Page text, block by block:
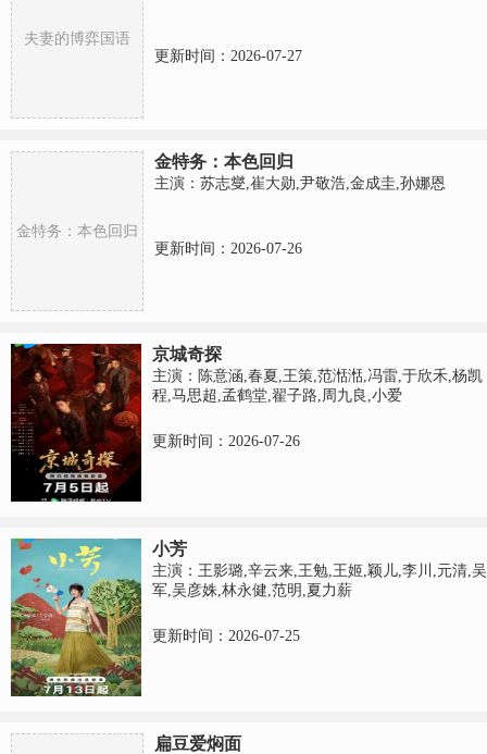
夫妻的博弈国语
更新时间：2026-07-27
金特务：本色回归
金特务：本色回归
主演：苏志燮,崔大勋,尹敬浩,金成圭,孙娜恩
更新时间：2026-07-26
京城奇探
主演：陈意涵,春夏,王策,范湉湉,冯雷,于欣禾,杨凯
程,马思超,孟鹤堂,翟子路,周九良,小爱
更新时间：2026-07-26
小芳
主演：王影璐,辛云来,王勉,王姬,颖儿,李川,元清,吴
军,吴彦姝,林永健,范明,夏力薪
更新时间：2026-07-25
扁豆爱焖面